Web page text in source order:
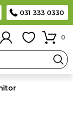
de livrare 11,99
031 333 0330
0